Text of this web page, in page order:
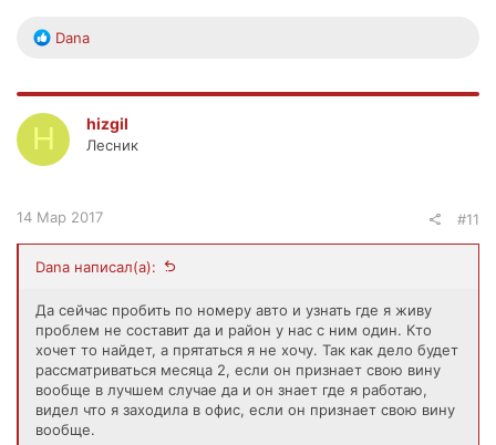
Р
к
ц
и
Dana
H hizgil
Лесник
14 Мар 2017 #11
Dana написал(а):
Да сейчас пробить по номеру авто и узнать где я живу
проблем не составит да и район у нас с ним один. Кто
хочет то найдет, а прятаться я не хочу. Так как дело будет
рассматриваться месяца 2, если он признает свою вину
вообще в лучшем случае да и он знает где я работаю,
видел что я заходила в офис, если он признает свою вину
вообще.